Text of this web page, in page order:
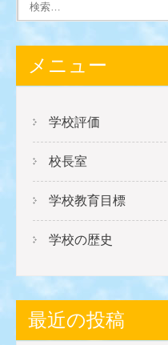
メニュー
学校評価
校長室
学校教育目標
学校の歴史
最近の投稿